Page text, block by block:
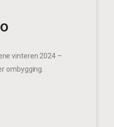
vinteren 2024 –
ombygging.